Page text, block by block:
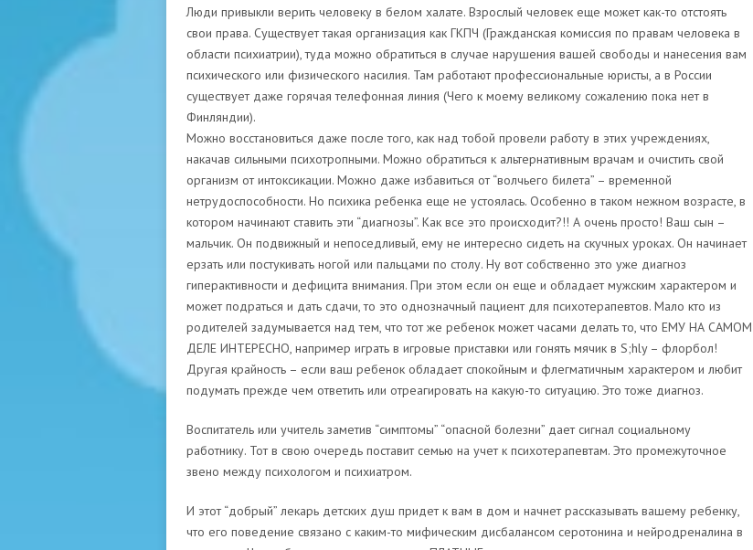
Люди привыкли верить человеку в белом халате. Взрослый человек еще может как-то отстоять
свои права. Существует такая организация как ГКПЧ (Гражданская комиссия по правам человека в
области психиатрии), туда можно обратиться в случае нарушения вашей свободы и нанесения вам
психического или физического насилия. Там работают профессиональные юристы, а в России
существует даже горячая телефонная линия (Чего к моему великому сожалению пока нет в
Финляндии).
Можно восстановиться даже после того, как над тобой провели работу в этих учреждениях,
накачав сильными психотропными. Можно обратиться к альтернативным врачам и очистить свой
организм от интоксикации. Можно даже избавиться от “волчьего билета” – временной
нетрудоспособности. Но психика ребенка еще не устоялась. Особенно в таком нежном возрасте, в
котором начинают ставить эти “диагнозы”. Как все это происходит?!! А очень просто! Ваш сын –
мальчик. Он подвижный и непоседливый, ему не интересно сидеть на скучных уроках. Он начинает
ерзать или постукивать ногой или пальцами по столу. Ну вот собственно это уже диагноз
гиперактивности и дефицита внимания. При этом если он еще и обладает мужским характером и
может подраться и дать сдачи, то это однозначный пациент для психотерапевтов. Мало кто из
родителей задумывается над тем, что тот же ребенок может часами делать то, что ЕМУ НА САМОМ
ДЕЛЕ ИНТЕРЕСНО, например играть в игровые приставки или гонять мячик в S;hly – флорбол!
Другая крайность – если ваш ребенок обладает спокойным и флегматичным характером и любит
подумать прежде чем ответить или отреагировать на какую-то ситуацию. Это тоже диагноз.
Воспитатель или учитель заметив “симптомы” “опасной болезни” дает сигнал социальному
работнику. Тот в свою очередь поставит семью на учет к психотерапевтам. Это промежуточное
звено между психологом и психиатром.
И этот “добрый” лекарь детских душ придет к вам в дом и начнет рассказывать вашему ребенку,
что его поведение связано с каким-то мифическим дисбалансом серотонина и нейродреналина в